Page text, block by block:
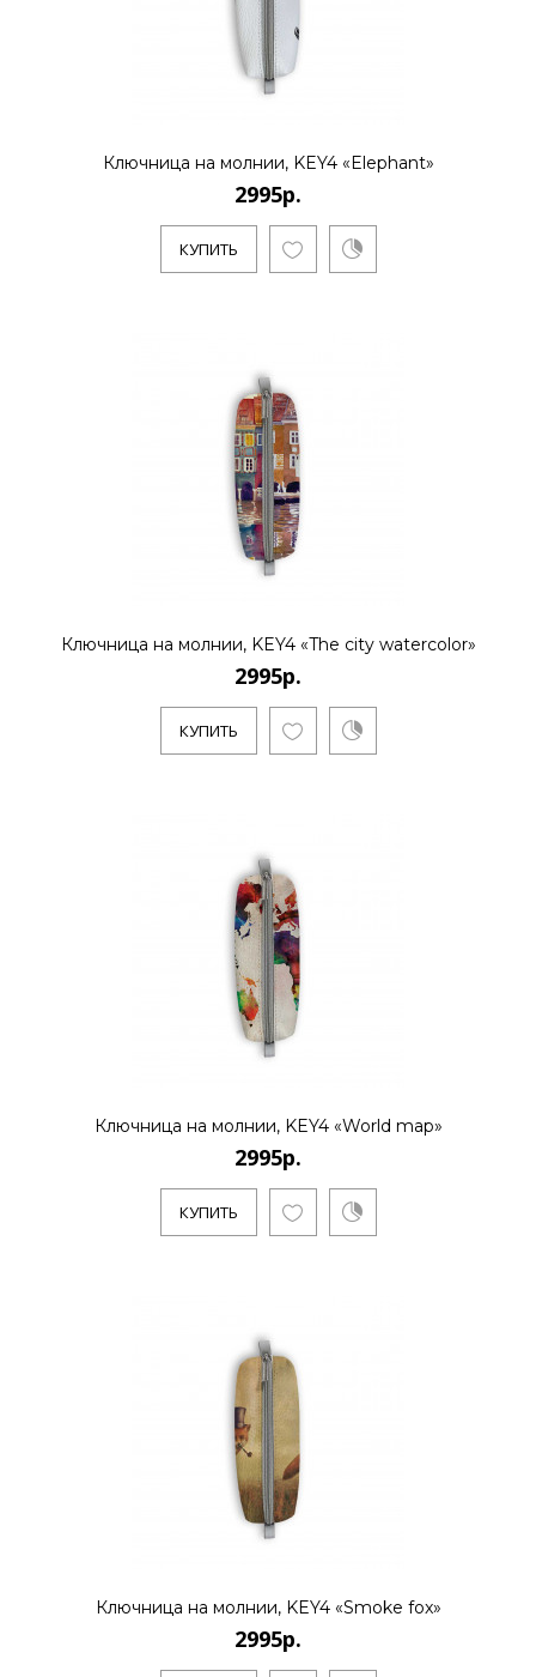
2995р.
КУПИТЬ
2995р.
КУПИТЬ
2995р.
..
2995р.
КУПИТЬ
Ключница на молнии, KEY4 «Elephant»
2995р.
КУПИТЬ
Ключница на молнии, KEY4 «The city watercolor»
2995р.
КУПИТЬ
Ключница на молнии, KEY4 «World map»
2995р.
КУПИТЬ
Ключница на молнии, KEY4 «Smoke fox»
2995р.